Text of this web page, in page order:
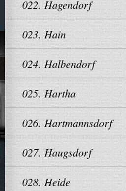
022. Hagendorf
023. Hain
024. Halbendorf
025. Hartha
026. Hartmannsdorf
027. Haugsdorf
028. Heide